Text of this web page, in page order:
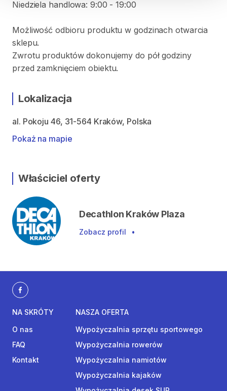
Niedziela handlowa: 9:00 - 19:00
Możliwość odbioru produktu w godzinach otwarcia
sklepu.
Zwrotu produktów dokonujemy do pół godziny
przed zamknięciem obiektu.
Lokalizacja
al. Pokoju 46, 31-564 Kraków, Polska
Pokaż na mapie
Właściciel oferty
Decathlon Kraków Plaza
Zobacz profil •
NA SKRÓTY
O nas
FAQ
Kontakt
NASZA OFERTA
Wypożyczalnia sprzętu sportowego
Wypożyczalnia rowerów
Wypożyczalnia namiotów
Wypożyczalnia kajaków